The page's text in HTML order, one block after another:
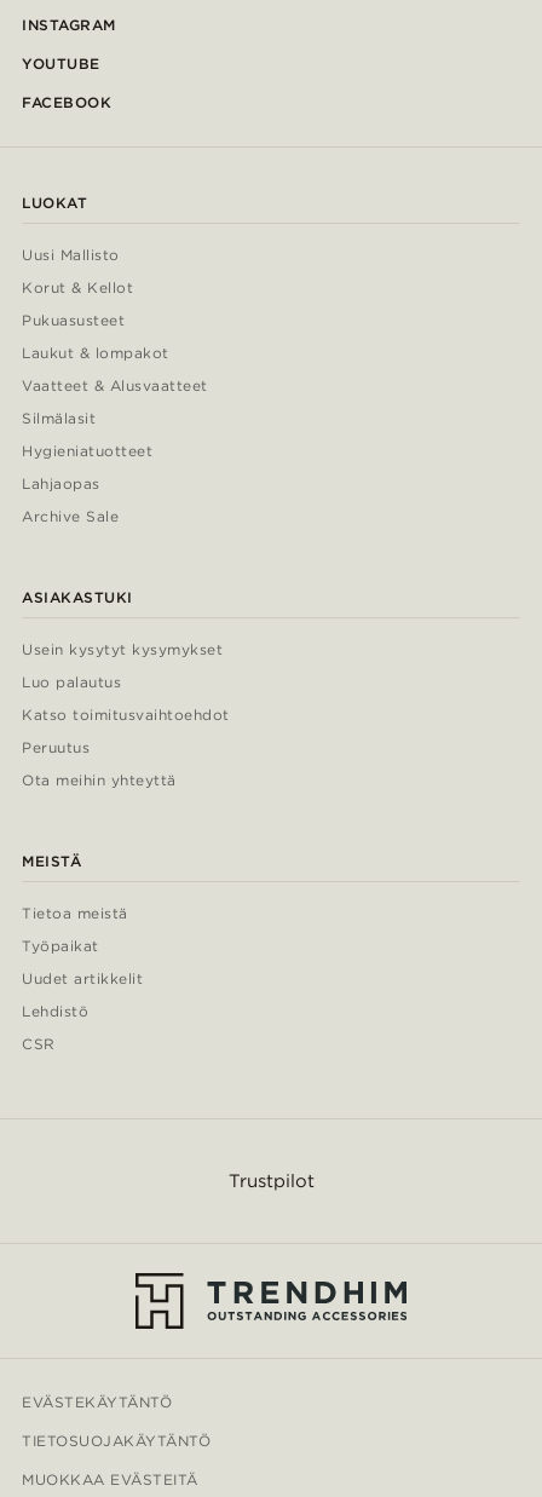
INSTAGRAM
YOUTUBE
FACEBOOK
LUOKAT
Uusi Mallisto
Korut & Kellot
Pukuasusteet
Laukut & lompakot
Vaatteet & Alusvaatteet
Silmälasit
Hygieniatuotteet
Lahjaopas
Archive Sale
ASIAKASTUKI
Usein kysytyt kysymykset
Luo palautus
Katso toimitusvaihtoehdot
Peruutus
Ota meihin yhteyttä
MEISTÄ
Tietoa meistä
Työpaikat
Uudet artikkelit
Lehdistö
CSR
Trustpilot
EVÄSTEKÄYTÄNTÖ
TIETOSUOJAKÄYTÄNTÖ
MUOKKAA EVÄSTEITÄ